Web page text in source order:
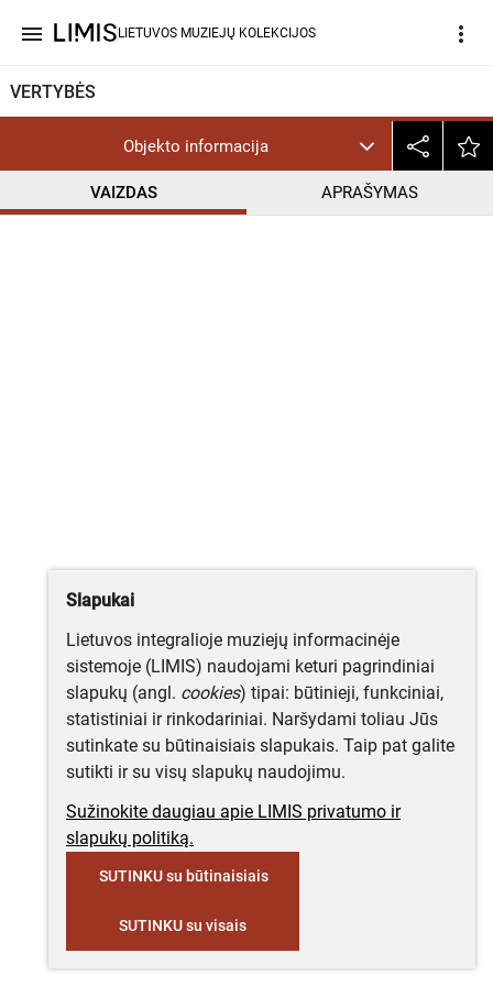
menu LIETUVOS MUZIEJŲ KOLEKCIJOS more_vert
VERTYBĖS
Objekto informacija
VAIZDAS APRAŠYMAS
CC BY-NC-ND
Slapukai
Lietuvos integralioje muziejų informacinėje
sistemoje (LIMIS) naudojami keturi pagrindiniai
slapukų (angl. cookies) tipai: būtinieji, funkciniai,
statistiniai ir rinkodariniai. Naršydami toliau Jūs
sutinkate su būtinaisiais slapukais. Taip pat galite
sutikti ir su visų slapukų naudojimu.
Sužinokite daugiau apie LIMIS privatumo ir
slapukų politiką.
SUTINKU su būtinaisiais
SUTINKU su visais